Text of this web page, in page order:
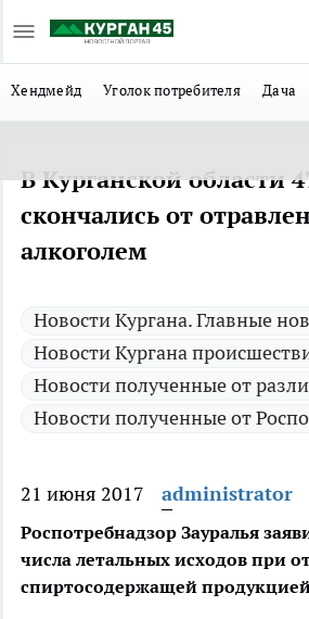
Хендмейд Уголок потребителя Дача
В Курганской области
скончались от
алкоголем
Новости Кургана. Главные
Новости Кургана
Новости полученные от
Новости полученные от
21 июня 2017 administrator
Роспотребнадзор Зауралья
числа летальных исходов при
спиртосодержащей